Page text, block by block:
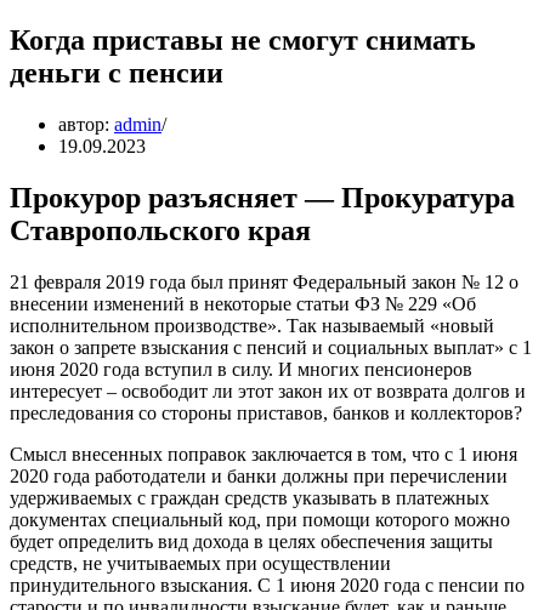
Когда приставы не смогут снимать
деньги с пенсии
автор: admin
19.09.2023
Прокурор разъясняет — Прокуратура
Ставропольского края
21 февраля 2019 года был принят Федеральный закон № 12 о
внесении изменений в некоторые статьи ФЗ № 229 «Об
исполнительном производстве». Так называемый «новый
закон о запрете взыскания с пенсий и социальных выплат» с 1
июня 2020 года вступил в силу. И многих пенсионеров
интересует – освободит ли этот закон их от возврата долгов и
преследования со стороны приставов, банков и коллекторов?
Смысл внесенных поправок заключается в том, что с 1 июня
2020 года работодатели и банки должны при перечислении
удерживаемых с граждан средств указывать в платежных
документах специальный код, при помощи которого можно
будет определить вид дохода в целях обеспечения защиты
средств, не учитываемых при осуществлении
принудительного взыскания. С 1 июня 2020 года с пенсии по